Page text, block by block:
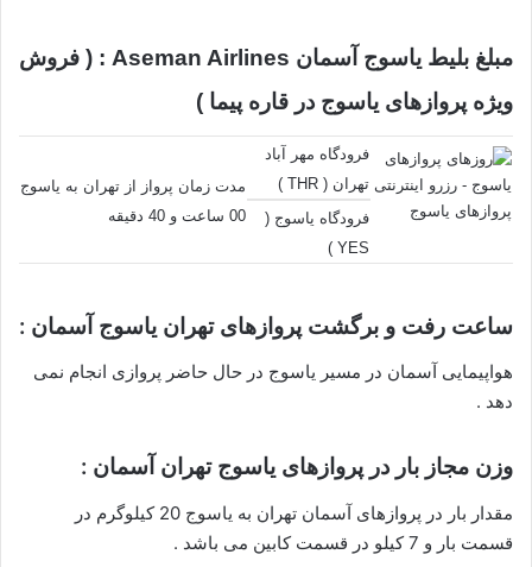
مبلغ بلیط یاسوج آسمان Aseman Airlines : ( فروش
ویژه پروازهای یاسوج در قاره پیما )
فرودگاه مهر آباد
تهران ( THR )
مدت زمان پرواز از تهران به یاسوج
00 ساعت و 40 دقیقه
فرودگاه یاسوج (
YES )
ساعت رفت و برگشت پروازهای تهران یاسوج آسمان :
هواپیمایی آسمان در مسیر یاسوج در حال حاضر پروازی انجام نمی
دهد .
وزن مجاز بار در پروازهای یاسوج تهران آسمان :
مقدار بار در پروازهای آسمان تهران به یاسوج 20 کیلوگرم در
قسمت بار و 7 کیلو در قسمت کابین می باشد .